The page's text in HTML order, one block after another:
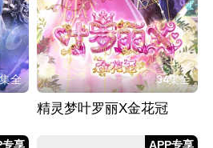
全 34集全
精灵梦叶罗丽X金花冠
专享 APP专享